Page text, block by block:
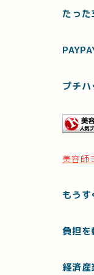
たっ
プチハ
美容師
もう
負担を
経済産